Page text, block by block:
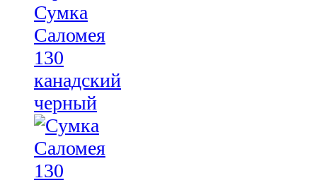
Сумка
Саломея
130
канадский
черный